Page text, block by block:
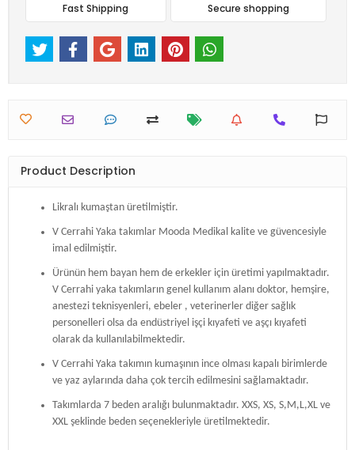
Fast Shipping Secure shopping
Product Description
Likralı kumaştan üretilmiştir.
V Cerrahi Yaka takımlar Mooda Medikal kalite ve güvencesiyle
imal edilmiştir.
Ürünün hem bayan hem de erkekler için üretimi yapılmaktadır.
V Cerrahi yaka takımların genel kullanım alanı doktor, hemşire,
anestezi teknisyenleri, ebeler , veterinerler diğer sağlık
personelleri olsa da endüstriyel işçi kıyafeti ve aşçı kıyafeti
olarak da kullanılabilmektedir.
V Cerrahi Yaka takımın kumaşının ince olması kapalı birimlerde
ve yaz aylarında daha çok tercih edilmesini sağlamaktadır.
Takımlarda 7 beden aralığı bulunmaktadır. XXS, XS, S,M,L,XL ve
XXL şeklinde beden seçenekleriyle üretilmektedir.